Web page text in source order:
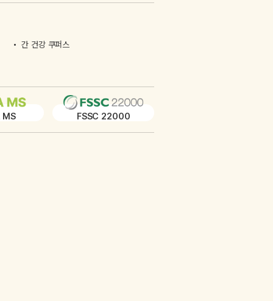
간 건강 쿠퍼스
MS FSSC 22000